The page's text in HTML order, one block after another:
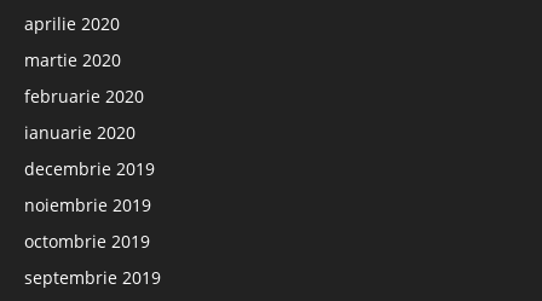
aprilie 2020
martie 2020
februarie 2020
ianuarie 2020
decembrie 2019
noiembrie 2019
octombrie 2019
septembrie 2019